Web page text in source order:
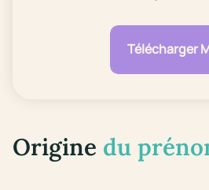
Télécharger
Origine du